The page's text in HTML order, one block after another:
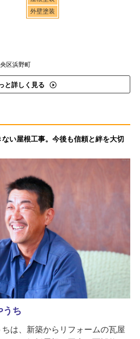
外壁塗装
区浜野町
と詳しく見る
い屋根工事。今後も信頼と絆を大切
うち
は、新築からリフォームの瓦屋